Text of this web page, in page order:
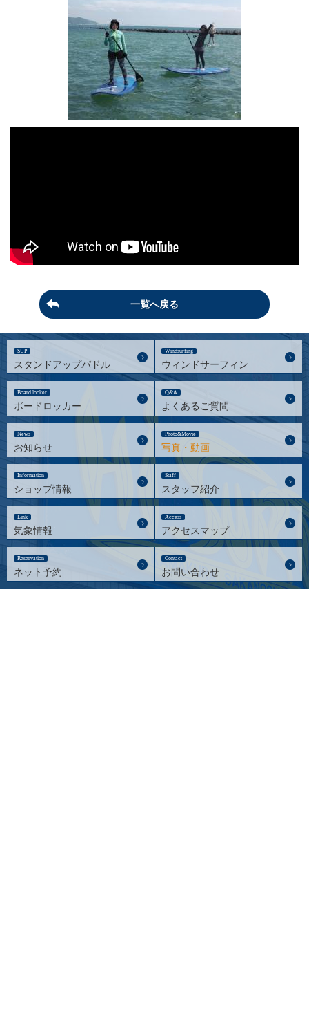
一覧へ戻る
SUP
スタンドアップパドル
Windsurfing
ウィンドサーフィン
Board locker
ボードロッカー
Q&A
よくあるご質問
News
お知らせ
Photo&Movie
写真・動画
Information
ショップ情報
Staff
スタッフ紹介
Link
気象情報
Access
アクセスマップ
Reservation
ネット予約
Contact
お問い合わせ